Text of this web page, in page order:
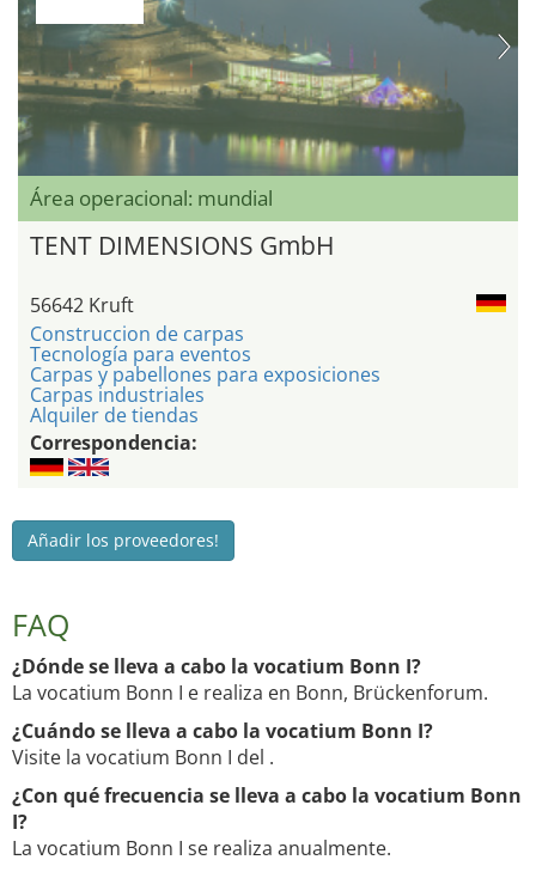
Área operacional: mundial
TENT DIMENSIONS GmbH
56642 Kruft
Construccion de carpas
Tecnología para eventos
Carpas y pabellones para exposiciones
Carpas industriales
Alquiler de tiendas
Correspondencia:
Añadir los proveedores!
FAQ
¿Dónde se lleva a cabo la vocatium Bonn I?
La vocatium Bonn I e realiza en Bonn, Brückenforum.
¿Cuándo se lleva a cabo la vocatium Bonn I?
Visite la vocatium Bonn I del .
¿Con qué frecuencia se lleva a cabo la vocatium Bonn
I?
La vocatium Bonn I se realiza anualmente.